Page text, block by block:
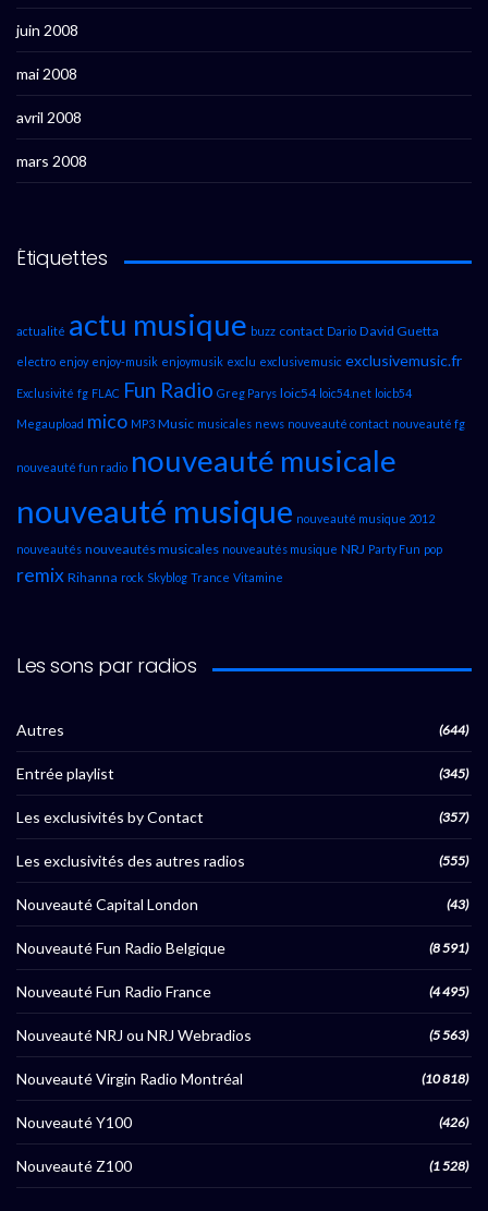
juin 2008
mai 2008
avril 2008
mars 2008
Étiquettes
actualité actu musique buzz contact Dario David Guetta
electro enjoy enjoy-musik enjoymusik exclu exclusivemusic exclusivemusic.fr
Exclusivité fg FLAC Fun Radio Greg Parys loic54 loic54.net loicb54
Megaupload mico MP3 Music musicales news nouveauté contact nouveauté fg
nouveauté fun radio nouveauté musicale
nouveauté musique nouveauté musique 2012
nouveautés nouveautés musicales nouveautés musique NRJ Party Fun pop
remix Rihanna rock Skyblog Trance Vitamine
Les sons par radios
Autres (644)
Entrée playlist (345)
Les exclusivités by Contact (357)
Les exclusivités des autres radios (555)
Nouveauté Capital London (43)
Nouveauté Fun Radio Belgique (8 591)
Nouveauté Fun Radio France (4 495)
Nouveauté NRJ ou NRJ Webradios (5 563)
Nouveauté Virgin Radio Montréal (10 818)
Nouveauté Y100 (426)
Nouveauté Z100 (1 528)